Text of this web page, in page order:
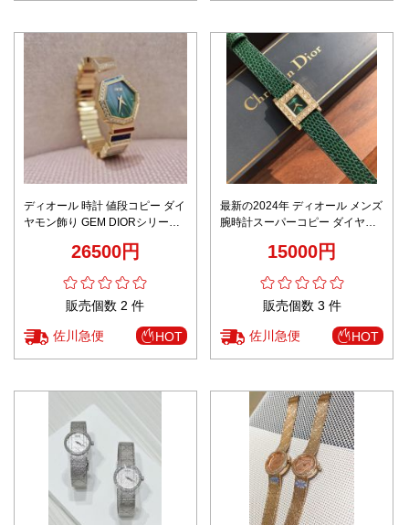
ディオール 時計 値段コピー ダイ
ヤモン飾り GEM DIORシリーズ
26500円
販売個数 2 件
佐川急便 HOT
最新の2024年 ディオール メンズ
腕時計スーパーコピー ダイヤモ
性 グリーン15000円
販売個数 3 件
佐川急便 HOT